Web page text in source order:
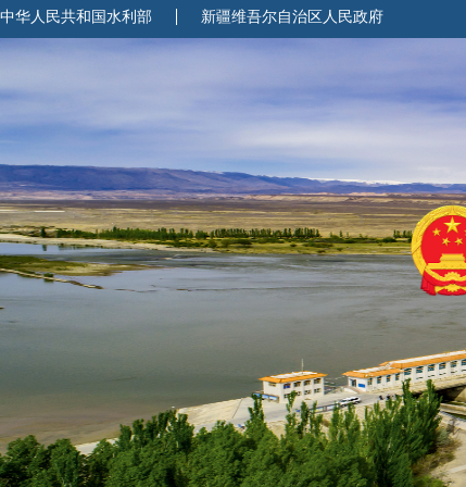
中华人民共和国水利部 新疆维吾尔自治区人民政府